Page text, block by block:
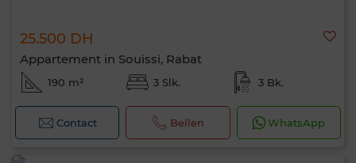
25.500 DH
Appartement in Souissi, Rabat
190 m² 3 Slk. 3 Bk.
Contact Bellen WhatsApp